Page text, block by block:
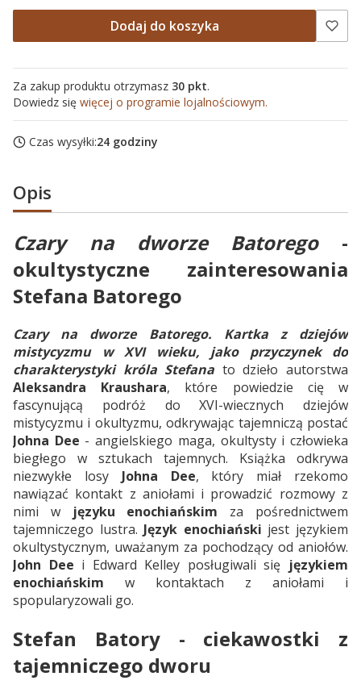
Dodaj do koszyka
Za zakup produktu otrzymasz 30 pkt.
Dowiedz się więcej o programie lojalnościowym.
Czas wysyłki:24 godziny
Opis
Czary na dworze Batorego-
okultystyczne zainteresowania
Stefana Batorego
Czary na dworze Batorego. Kartka z dziejów
mistycyzmu w XVI wieku, jako przyczynek do
charakterystyki króla Stefana to dzieło autorstwa
Aleksandra Kraushara, które powiedzie cię w
fascynującą podróż do XVI-wiecznych dziejów
mistycyzmu i okultyzmu, odkrywając tajemniczą postać
Johna Dee - angielskiego maga, okultysty i człowieka
biegłego w sztukach tajemnych. Książka odkrywa
niezwykłe losy Johna Dee, który miał rzekomo
nawiązać kontakt z aniołami i prowadzić rozmowy z
nimi w
języku enochiańskim za pośrednictwem
tajemniczego lustra. Język enochiański jest językiem
okultystycznym, uważanym za pochodzący od aniołów.
John Dee i Edward Kelley posługiwali się językiem
enochiańskim w kontaktach z aniołami i
spopularyzowali go.
Stefan Batory - ciekawostki z
tajemniczego dworu